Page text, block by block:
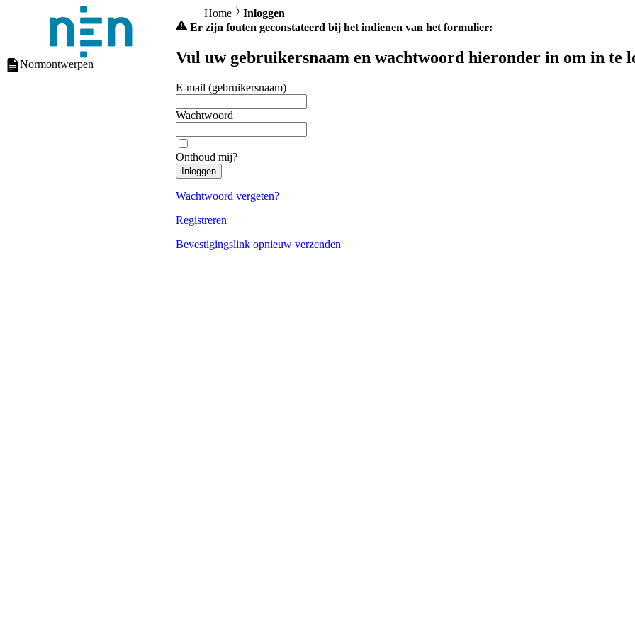
Normontwerpen
Home
Inloggen
Er zijn fouten geconstateerd bij het indienen van het formulier:
Vul uw gebruikersnaam en wachtwoord hieronder in om in te
E-mail (gebruikersnaam)
Wachtwoord
Onthoud mij?
Inloggen
Wachtwoord vergeten?
Registreren
Bevestigingslink opnieuw verzenden